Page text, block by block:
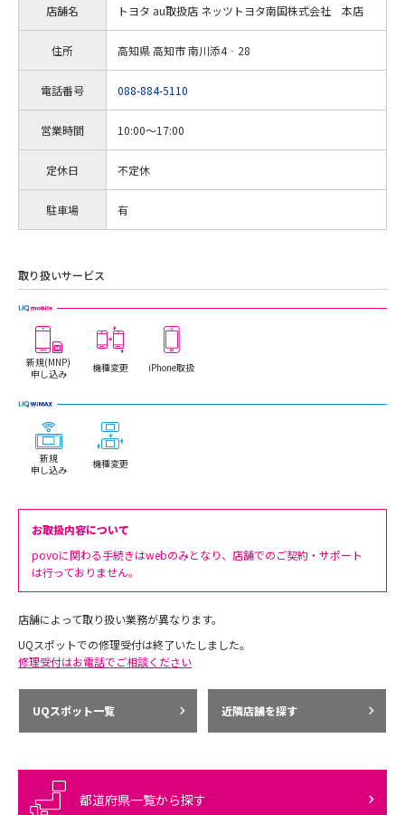
店舗名 トヨタ au取扱店 ネッツトヨタ南国株式会社 本店
住所 高知県 高知市 南川添4‐28
電話番号 088-884-5110
営業時間 10:00～17:00
定休日 不定休
駐車場 有
取り扱いサービス
新規(MNP)
申し込み
機種変更 iPhone取扱
新規
申し込み
機種変更
お取扱内容について
povoに関わる手続きはwebのみとなり、店舗でのご契約・サポート
は行っておりません。
店舗によって取り扱い業務が異なります。
UQスポットでの修理受付は終了いたしました。
修理受付はお電話でご相談ください
UQスポット一覧 近隣店舗を探す
都道府県一覧から探す